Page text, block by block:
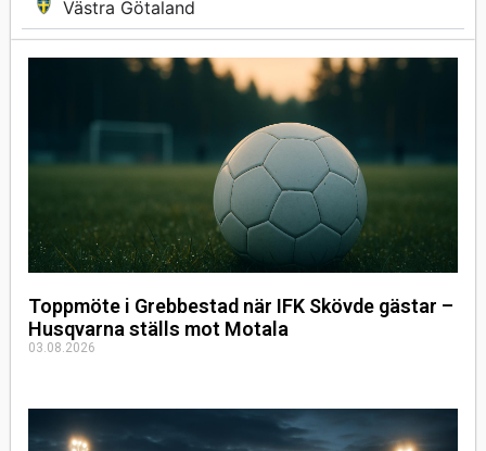
Västra Götaland
Toppmöte i Grebbestad när IFK Skövde gästar –
Husqvarna ställs mot Motala
03.08.2026